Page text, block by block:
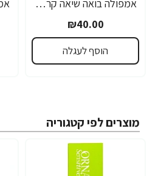
אמפולה בואה שיאה קראטין טבעי סרינה קיי 12 מ"ל - מבית Saryna Key
₪40.00
הוסף לעגלה
מוצרים לפי קטגוריה